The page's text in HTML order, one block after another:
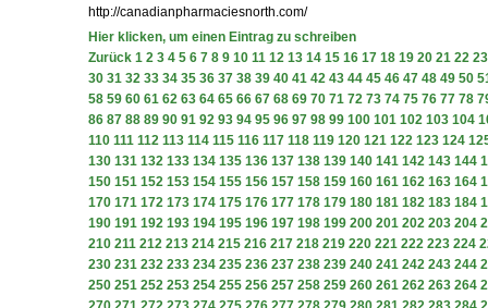
http://canadianpharmaciesnorth.com/
Hier klicken, um einen Eintrag zu schreiben
Zurück 1 2 3 4 5 6 7 8 9 10 11 12 13 14 15 16 17 18 19 20 21 22 23
30 31 32 33 34 35 36 37 38 39 40 41 42 43 44 45 46 47 48 49 50
58 59 60 61 62 63 64 65 66 67 68 69 70 71 72 73 74 75 76 77 78
86 87 88 89 90 91 92 93 94 95 96 97 98 99 100 101 102 103 104
110 111 112 113 114 115 116 117 118 119 120 121 122 123 124
130 131 132 133 134 135 136 137 138 139 140 141 142 143 144
150 151 152 153 154 155 156 157 158 159 160 161 162 163 164
170 171 172 173 174 175 176 177 178 179 180 181 182 183 184
190 191 192 193 194 195 196 197 198 199 200 201 202 203 204
210 211 212 213 214 215 216 217 218 219 220 221 222 223 224
230 231 232 233 234 235 236 237 238 239 240 241 242 243 244
250 251 252 253 254 255 256 257 258 259 260 261 262 263 264